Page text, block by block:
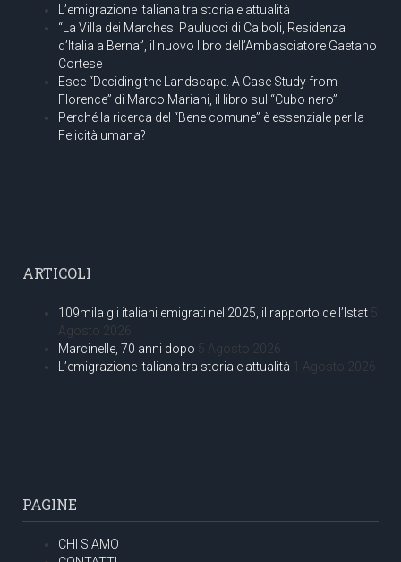
L’emigrazione italiana tra storia e attualità
“La Villa dei Marchesi Paulucci di Calboli, Residenza
d’Italia a Berna”, il nuovo libro dell’Ambasciatore Gaetano
Cortese
Esce “Deciding the Landscape. A Case Study from
Florence” di Marco Mariani, il libro sul “Cubo nero”
Perché la ricerca del “Bene comune” è essenziale per la
Felicità umana?
ARTICOLI
109mila gli italiani emigrati nel 2025, il rapporto dell’Istat 5
Agosto 2026
Marcinelle, 70 anni dopo 5 Agosto 2026
L’emigrazione italiana tra storia e attualità 1 Agosto 2026
PAGINE
CHI SIAMO